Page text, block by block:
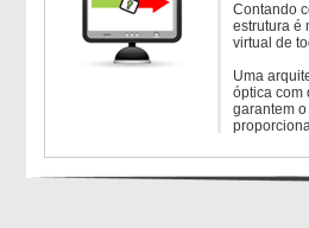
Contando
estrutura é
virtual de
Uma
óptica com
garantem